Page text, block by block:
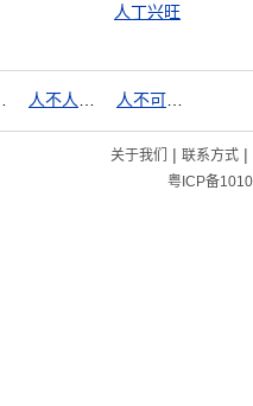
人丁兴旺
关于我们 | 联系方式|
粤ICP备